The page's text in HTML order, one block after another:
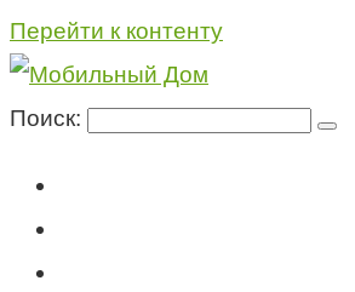
Перейти к контенту
Поиск: